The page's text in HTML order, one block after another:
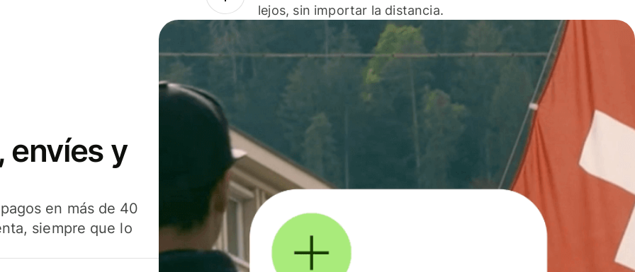
lejos, sin importar la distancia.
envíes y
en más de 40
siempre que lo